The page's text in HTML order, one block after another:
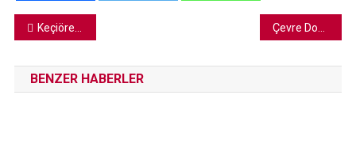
Yazı
gezinmesi
Keçiören Gümüşdere Ihlamur Vadisi Temizleniyor
BENZER HABERLER